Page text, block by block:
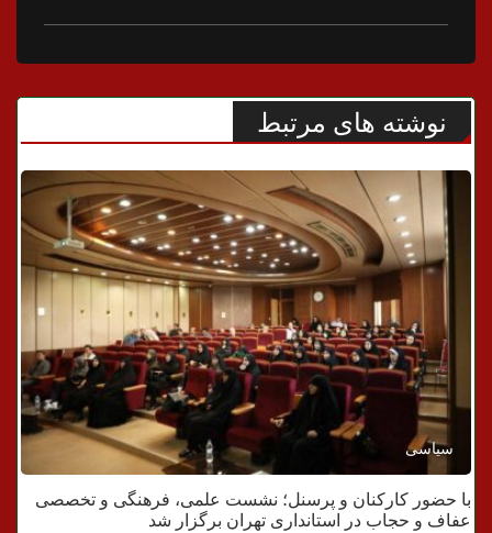
نوشته های مرتبط
سیاسی
با حضور کارکنان و پرسنل؛ نشست علمی، فرهنگی و تخصصی
عفاف و حجاب در استانداری تهران برگزار شد